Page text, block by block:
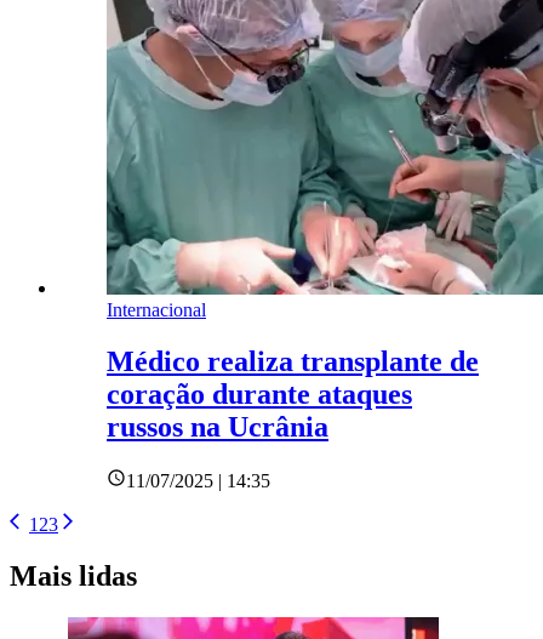
Internacional
Médico realiza transplante de
coração durante ataques
russos na Ucrânia
11/07/2025 | 14:35
1 23
Mais lidas